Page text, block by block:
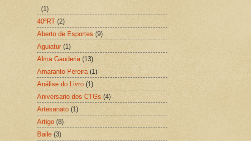
(1)
40ªRT (2)
Aberto de Esportes (9)
Aguiatur (1)
Alma Gauderia (13)
Amaranto Pereira (1)
Análise do Livro (1)
Aniversario dos CTGs (4)
Artesanato (1)
Artigo (8)
Baile (3)